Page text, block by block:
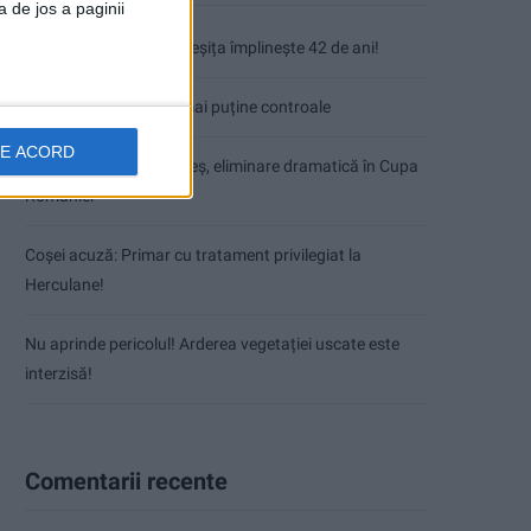
de jos a paginii
ACORD
Fântâna Cinetică din Reșița împlinește 42 de ani!
Mai puțini inspectori, mai puține controale
VIDEO! CSM Caransebeș, eliminare dramatică în Cupa
României
Coșei acuză: Primar cu tratament privilegiat la
Herculane!
Nu aprinde pericolul! Arderea vegetației uscate este
interzisă!
Comentarii recente